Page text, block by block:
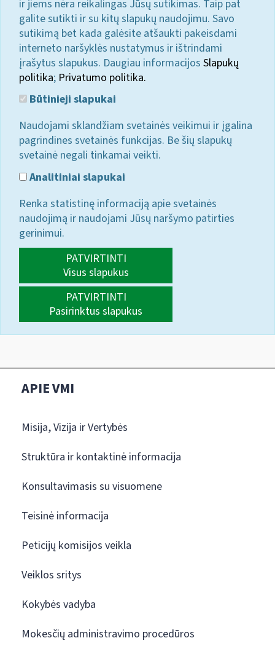
ir jiems nėra reikalingas Jūsų sutikimas. Taip pat
galite sutikti ir su kitų slapukų naudojimu. Savo
sutikimą bet kada galėsite atšaukti pakeisdami
interneto naršyklės nustatymus ir ištrindami
įrašytus slapukus. Daugiau informacijos Slapukų
politika; Privatumo politika.
Būtinieji slapukai
Naudojami sklandžiam svetainės veikimui ir įgalina
pagrindines svetainės funkcijas. Be šių slapukų
svetainė negali tinkamai veikti.
Analitiniai slapukai
Renka statistinę informaciją apie svetainės
naudojimą ir naudojami Jūsų naršymo patirties
gerinimui.
PATVIRTINTI
Visus slapukus
PATVIRTINTI
Pasirinktus slapukus
APIE VMI
Misija, Vizija ir Vertybės
Struktūra ir kontaktinė informacija
Konsultavimasis su visuomene
Teisinė informacija
Peticijų komisijos veikla
Veiklos sritys
Kokybės vadyba
Mokesčių administravimo procedūros